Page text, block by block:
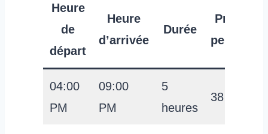
Heure
de
départ
Heure
d’arrivée
Durée
Prix par
personne
04:00
PM
09:00
PM
5
heures
38 USD